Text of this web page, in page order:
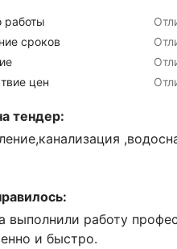
работы
сроков
цен
тендер:
выполнили работу
и быстро.